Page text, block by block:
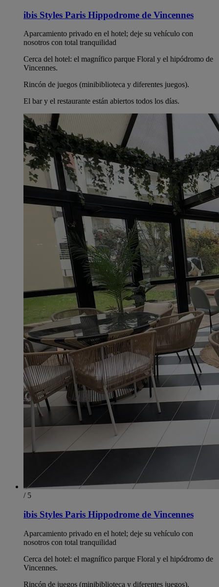
ibis Styles Paris Hippodrome de Vincennes
Aparcamiento privado en el hotel; deje su vehículo con
nosotros con total tranquilidad
Cerca del hotel: el magnífico parque Floral y el hipódromo de
Vincennes.
Rincón de juegos (minibiblioteca y diferentes juegos).
El bar y el restaurante están abiertos todos los días.
/ 5
ibis Styles Paris Hippodrome de Vincennes
Aparcamiento privado en el hotel; deje su vehículo con
nosotros con total tranquilidad
Cerca del hotel: el magnífico parque Floral y el hipódromo de
Vincennes.
Rincón de juegos (minibiblioteca y diferentes juegos).